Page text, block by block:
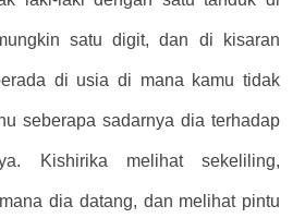
satu digit, dan di kisaran
di usia di mana kamu tidak
seberapa sadarnya dia terhadap
Kishirika melihat sekeliling,
dia datang, dan melihat pintu